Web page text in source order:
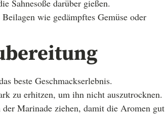
Sahnesoße darüber gießen.
wie gedämpftes Gemüse oder
beste Geschmackserlebnis.
zu erhitzen, um ihn nicht auszutrocknen.
Marinade ziehen, damit die Aromen gut